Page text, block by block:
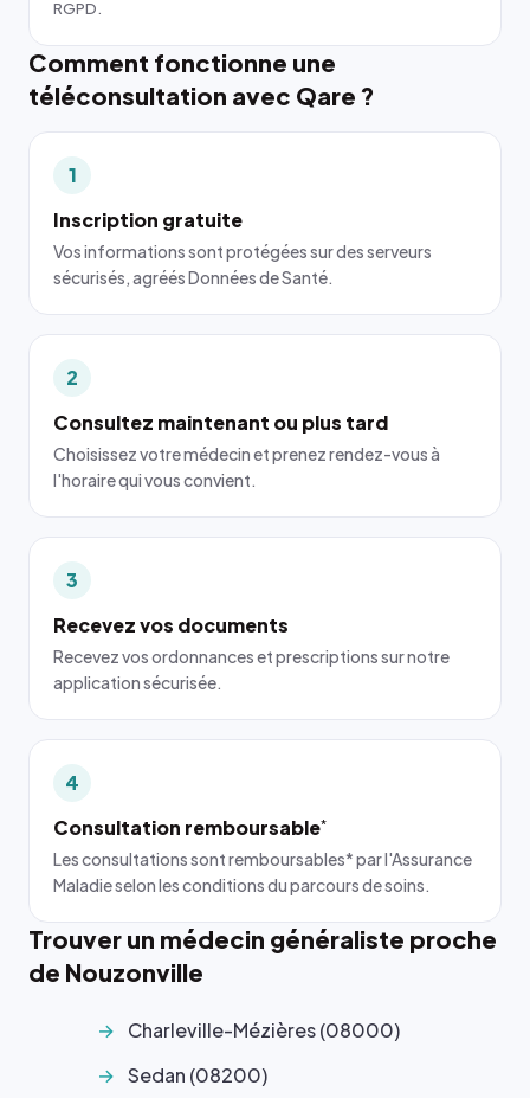
RGPD.
Comment fonctionne une
téléconsultation avec Qare ?
1
Inscription gratuite
Vos informations sont protégées sur des serveurs
sécurisés, agréés Données de Santé.
2
Consultez maintenant ou plus tard
Choisissez votre médecin et prenez rendez-vous à
l'horaire qui vous convient.
3
Recevez vos documents
Recevez vos ordonnances et prescriptions sur notre
application sécurisée.
4
Consultation remboursable*
Les consultations sont remboursables* par l'Assurance
Maladie selon les conditions du parcours de soins.
Trouver un médecin généraliste proche
de Nouzonville
Charleville-Mézières (08000)
Sedan (08200)